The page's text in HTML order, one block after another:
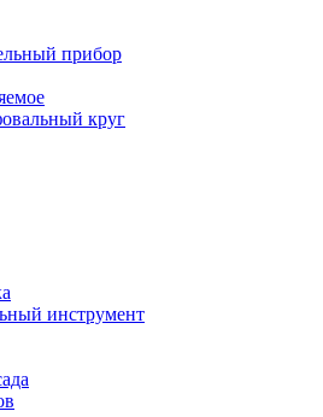
прибор
круг
инструмент